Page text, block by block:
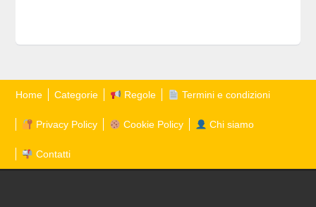
Home Categorie Regole Termini e condizioni
Privacy Policy Cookie Policy Chi siamo
Contatti